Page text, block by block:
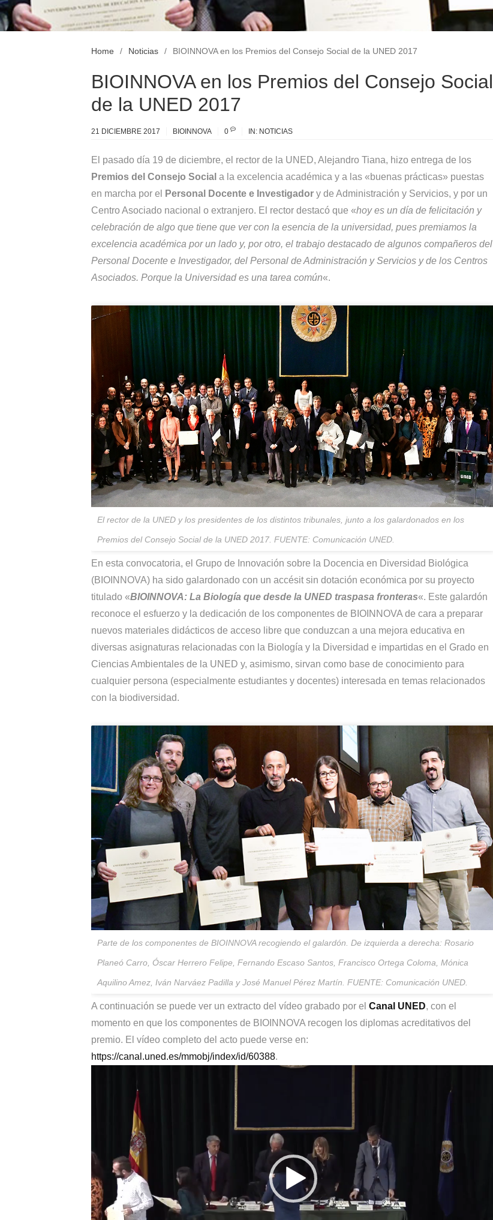
Home Noticias BIOINNOVA en los Premios del Consejo Social de la UNED 2017
BIOINNOVA en los Premios del Consejo Social
de la UNED 2017
21 DICIEMBRE 2017 BIOINNOVA 0 IN: NOTICIAS
El pasado día 19 de diciembre, el rector de la UNED, Alejandro Tiana, hizo entrega de los
Premios del Consejo Social a la excelencia académica y a las «buenas prácticas» puestas
en marcha por el
Personal Docente e Investigador y de Administración y Servicios, y por un
Centro Asociado nacional o extranjero. El rector destacó que «hoy es un día de felicitación y
celebración de algo que tiene que ver con la esencia de la universidad, pues premiamos la
excelencia académica por un lado y, por otro, el trabajo destacado de algunos compañeros del
Personal Docente e Investigador, del Personal de Administración y Servicios y de los Centros
Asociados. Porque la Universidad es una tarea común«.
El rector de la UNED y los presidentes de los distintos tribunales, junto a los galardonados en los
Premios del Consejo Social de la UNED 2017. FUENTE: Comunicación UNED.
En esta convocatoria, el Grupo de Innovación sobre la Docencia en Diversidad Biológica
(BIOINNOVA) ha sido galardonado con un accésit sin dotación económica por su proyecto
titulado «BIOINNOVA: La Biología que desde la UNED traspasa fronteras«. Este galardón
reconoce el esfuerzo y la dedicación de los componentes de BIOINNOVA de cara a preparar
nuevos materiales didácticos de acceso libre que conduzcan a una mejora educativa en
diversas asignaturas relacionadas con la Biología y la Diversidad e impartidas en el Grado en
Ciencias Ambientales de la UNED y, asimismo, sirvan como base de conocimiento para
cualquier persona (especialmente estudiantes y docentes) interesada en temas relacionados
con la biodiversidad.
Parte de los componentes de BIOINNOVA recogiendo el galardón. De izquierda a derecha: Rosario
Planeó Carro, Óscar Herrero Felipe, Fernando Escaso Santos, Francisco Ortega Coloma, Mónica
Aquilino Amez, Iván Narváez Padilla y José Manuel Pérez Martín. FUENTE: Comunicación UNED.
A continuación se puede ver un extracto del vídeo grabado por el Canal UNED, con el
momento en que los componentes de BIOINNOVA recogen los diplomas acreditativos del
premio. El vídeo completo del acto puede verse en:
https://canal.uned.es/mmobj/index/id/60388.